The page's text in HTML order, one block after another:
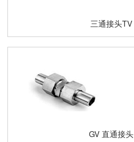
三通接头TV
GV 直通接头